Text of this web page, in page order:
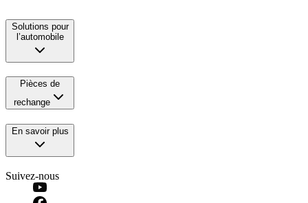
Solutions pour
l’automobile
Pièces de
rechange
En savoir plus
Suivez-nous